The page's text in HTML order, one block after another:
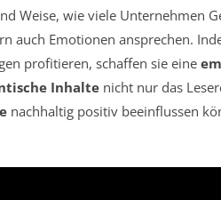
Weise, wie viele Unternehmen
auch Emotionen ansprechen.
profitieren, schaffen sie eine
Inhalte nicht nur das
nachhaltig positiv beeinflussen